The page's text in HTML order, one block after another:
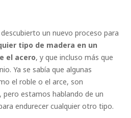
un nuevo proceso para
tipo de madera en un
el acero, y que incluso más que
Ya se sabía que algunas
el roble o el arce, son
estamos hablando de un
endurecer cualquier otro tipo.